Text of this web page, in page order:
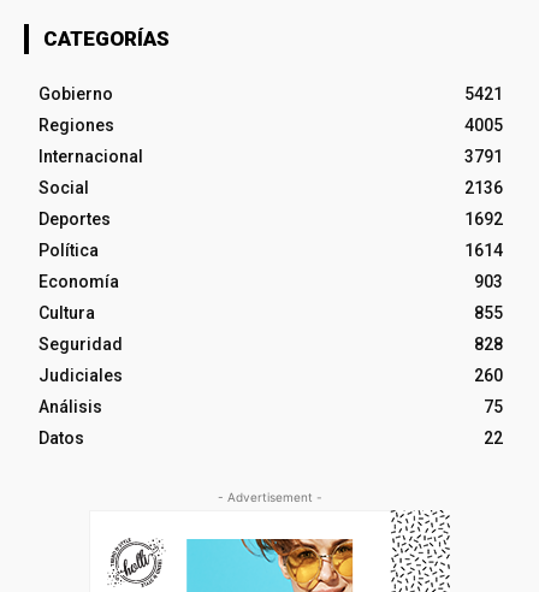
CATEGORÍAS
Gobierno
5421
Regiones
4005
Internacional
3791
Social
2136
Deportes
1692
Política
1614
Economía
903
Cultura
855
Seguridad
828
Judiciales
260
Análisis
75
Datos
22
- Advertisement -